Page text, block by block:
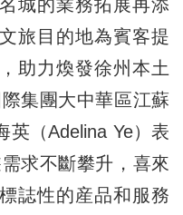
城的業務拓展再添
旅目的地為賓客提
助力煥發徐州本土
集團大中華區江蘇
英（Adelina Ye）表
求不斷攀升，喜來
誌性的産品和服務